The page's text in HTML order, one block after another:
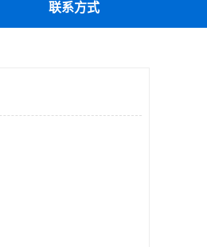
联系方式